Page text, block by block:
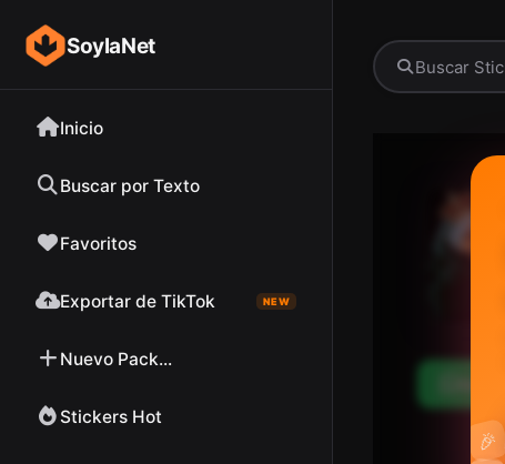
SoylaNet
Inicio
Buscar por Texto
Favoritos
Exportar de TikTok NEW
Nuevo Pack...
Stickers Hot
🎉